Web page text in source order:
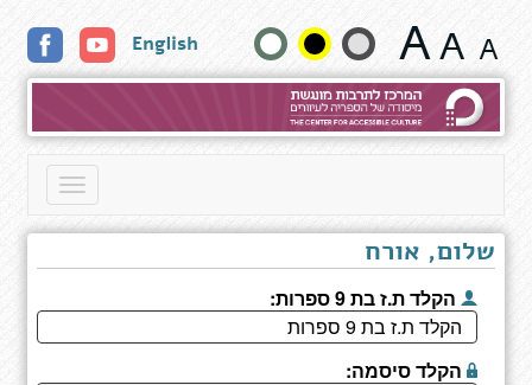
הקצה
שנה
גודל
טקסט
English
Toggle
שלום, אורח
הקלד ת.ז בת 9 ספרות:
הקלד סיסמה: